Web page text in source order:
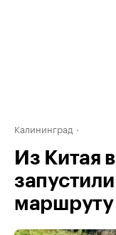
Калининград
Из Китая
маршруту